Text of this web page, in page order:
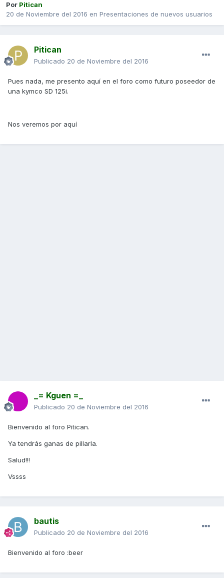
Por Pitican
20 de Noviembre del 2016 en Presentaciones de nuevos usuarios
Pitican
Publicado 20 de Noviembre del 2016
Pues nada, me presento aquí en el foro como futuro poseedor de
una kymco SD 125i.
Nos veremos por aquí
_= Kguen =_
Publicado 20 de Noviembre del 2016
Bienvenido al foro Pitican.
Ya tendrás ganas de pillarla.
Salud!!!
Vssss
bautis
Publicado 20 de Noviembre del 2016
Bienvenido al foro :beer